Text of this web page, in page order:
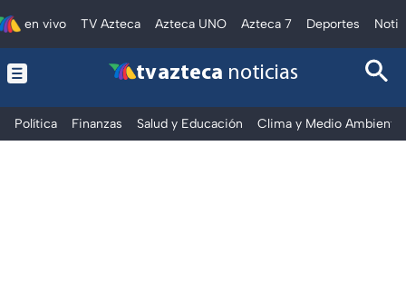
en vivo TV Azteca Azteca UNO Azteca 7 Deportes
tv azteca noticias
Política Finanzas Salud y Educación Clima y Medio Ambiente